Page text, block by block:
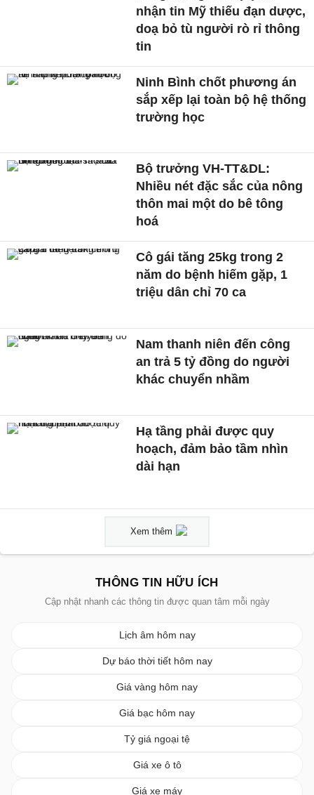
nhận tin Mỹ thiếu đạn dược,
doạ bỏ tù người rò rỉ thông
tin
Ninh Bình chốt phương án
sắp xếp lại toàn bộ hệ thống
trường học
Bộ trưởng VH-TT&DL:
Nhiều nét đặc sắc của nông
thôn mai một do bê tông
hoá
Cô gái tăng 25kg trong 2
năm do bệnh hiếm gặp, 1
triệu dân chỉ 70 ca
Nam thanh niên đến công
an trả 5 tỷ đồng do người
khác chuyển nhầm
Hạ tầng phải được quy
hoạch, đảm bảo tầm nhìn
dài hạn
Xem thêm
THÔNG TIN HỮU ÍCH
Cập nhật nhanh các thông tin được quan tâm mỗi ngày
Lịch âm hôm nay
Dự báo thời tiết hôm nay
Giá vàng hôm nay
Giá bạc hôm nay
Tỷ giá ngoại tệ
Giá xe ô tô
Giá xe máy